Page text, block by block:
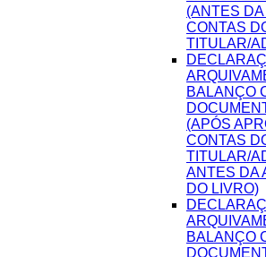
(ANTES
CONTAS
TITULAR/
BALANÇO
(APÓS
CONTAS
TITULAR/
ANTES DA
DO LIVRO)
BALANÇO